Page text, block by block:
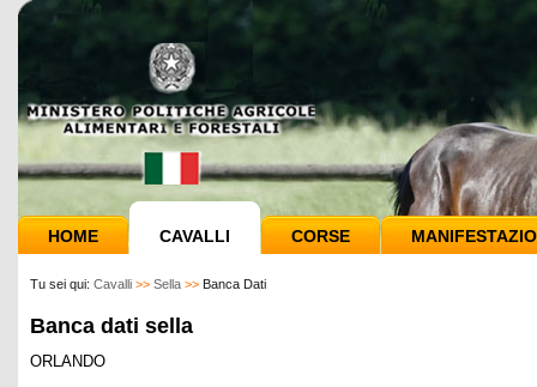
HOME CAVALLI CORSE
Tu sei qui: Cavalli >> Sella >> Banca Dati
Banca dati sella
ORLANDO